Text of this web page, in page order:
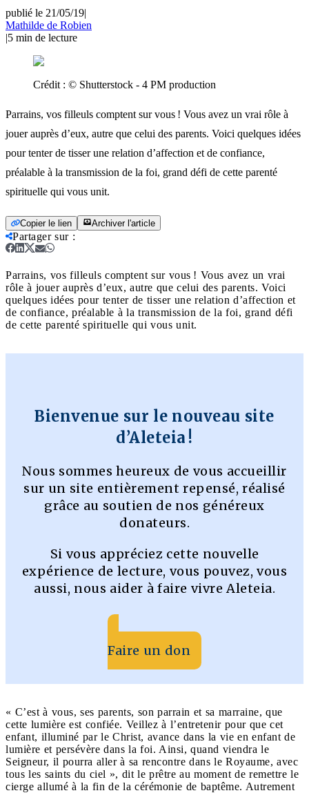
publié le 21/05/19|
Mathilde de Robien
|5 min de lecture
Crédit : © Shutterstock - 4 PM production
Parrains, vos filleuls comptent sur vous ! Vous avez un vrai rôle à
jouer auprès d’eux, autre que celui des parents. Voici quelques idées
pour tenter de tisser une relation d’affection et de confiance,
préalable à la transmission de la foi, grand défi de cette parenté
spirituelle qui vous unit.
Copier le lien Archiver l'article
Partager sur:
Parrains, vos filleuls comptent sur vous ! Vous avez un vrai
rôle à jouer auprès d’eux, autre que celui des parents. Voici
quelques idées pour tenter de tisser une relation d’affection et
de confiance, préalable à la transmission de la foi, grand défi
de cette parenté spirituelle qui vous unit.
Bienvenue sur le nouveau site
d’Aleteia !
Nous sommes heureux de vous accueillir
sur un site entièrement repensé, réalisé
grâce au soutien de nos généreux
donateurs.
Si vous appréciez cette nouvelle
expérience de lecture, vous pouvez, vous
aussi, nous aider à faire vivre Aleteia.
Faire un don
« C’est à vous, ses parents, son parrain et sa marraine, que
cette lumière est confiée. Veillez à l’entretenir pour que cet
enfant, illuminé par le Christ, avance dans la vie en enfant de
lumière et persévère dans la foi. Ainsi, quand viendra le
Seigneur, il pourra aller à sa rencontre dans le Royaume, avec
tous les saints du ciel », dit le prêtre au moment de remettre le
cierge allumé à la fin de la cérémonie de baptême. Autrement